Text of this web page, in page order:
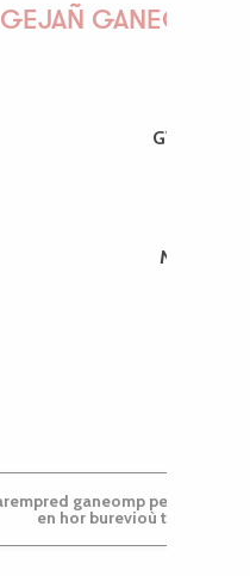
GANEOMP !
GWENAËLLE
MORGANE
en hor burevioù touristerezh